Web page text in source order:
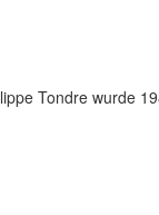
Tondre wurde